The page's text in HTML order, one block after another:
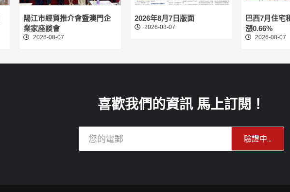
陽江市經貿推介會暨澳門企
業家座談會
2026-08-07
2026年8月7日版面
2026-08-07
巴西7月住宅
漲0.66%
2026-08-07
喜歡我們的資訊 馬上訂閱！